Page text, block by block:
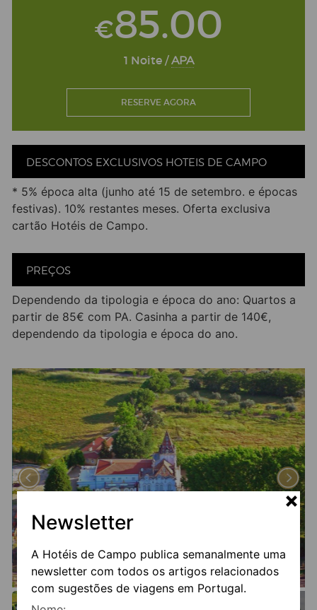
Newsletter
A Hotéis de Campo publica semanalmente uma
newsletter com todos os artigos relacionados
com sugestões de viagens em Portugal.
€85.00
1 Noite /APA
RESERVE AGORA
DESCONTOS EXCLUSIVOS HOTEIS DE CAMPO
* 5% época alta (junho até 15 de setembro. e épocas
festivas). 10% restantes meses. Oferta exclusiva
cartão Hotéis de Campo.
PREÇOS
Dependendo da tipologia e época do ano: Quartos a
partir de 85€ com PA. Casinha a partir de 140€,
dependendo da tipologia e época do ano.